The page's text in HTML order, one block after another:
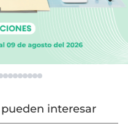
interesar